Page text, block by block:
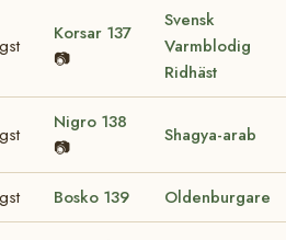
Korsar 137
📷
Svensk
Varmblodig
Ridhäst
Nigro 138
📷
Shagya-arab
Bosko 139 Oldenburgare